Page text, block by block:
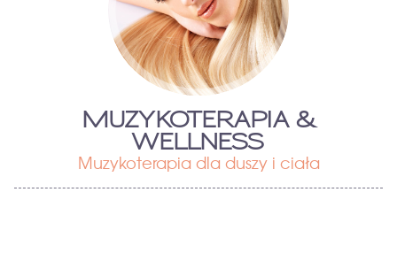
MUZYKOTERAPIA &
WELLNESS
Muzykoterapia dla duszy i ciała